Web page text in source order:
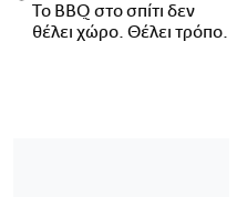
Το BBQ στο σπίτι δεν
θέλει χώρο. Θέλει τρόπο.